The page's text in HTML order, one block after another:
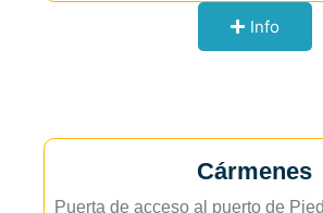
Info
Cármenes
Puerta de acceso al puerto de